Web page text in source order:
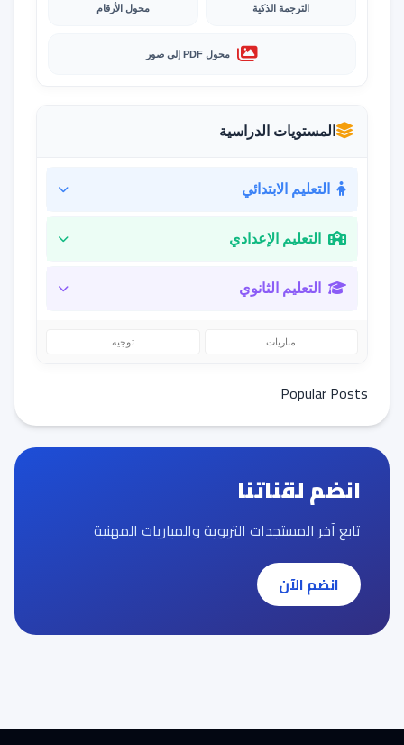
الترجمة الذكية محول الأرقام
محول PDF إلى صور
المستويات الدراسية
التعليم الابتدائي
التعليم الإعدادي
التعليم الثانوي
مباريات توجيه
Popular Posts
انضم لقناتنا
تابع آخر المستجدات التربوية والمباريات المهنية
انضم الآن